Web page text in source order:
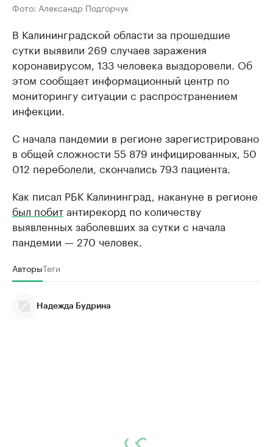
Фото: Александр Подгорчук
В Калининградской области за прошедшие
сутки выявили 269 случаев заражения
коронавирусом, 133 человека выздоровели. Об
этом сообщает информационный центр по
мониторингу ситуации с распространением
инфекции.
С начала пандемии в регионе зарегистрировано
в общей сложности 55 879 инфицированных, 50
012 переболели, скончались 793 пациента.
Как писал РБК Калининград, накануне в регионе
был побитантирекорд по количеству
выявленных заболевших за сутки с начала
пандемии — 270 человек.
АвторыТеги
Надежда Будрина